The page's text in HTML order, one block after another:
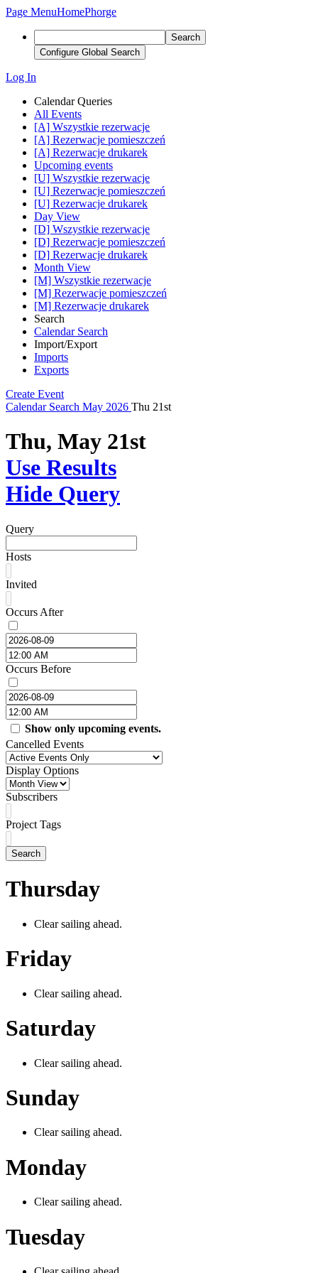
Page MenuHomePhorge
Search
Configure Global Search
Log In
Calendar Queries
All Events
[A] Wszystkie rezerwacje
[A] Rezerwacje pomieszczeń
[A] Rezerwacje drukarek
Upcoming events
[U] Wszystkie rezerwacje
[U] Rezerwacje pomieszczeń
[U] Rezerwacje drukarek
Day View
[D] Wszystkie rezerwacje
[D] Rezerwacje pomieszczeń
[D] Rezerwacje drukarek
Month View
[M] Wszystkie rezerwacje
[M] Rezerwacje pomieszczeń
[M] Rezerwacje drukarek
Search
Calendar Search
Import/Export
Imports
Exports
Create Event
Calendar Search May 2026 Thu 21st
Thu, May 21st
Use Results
Hide Query
Query
Hosts
Invited
Occurs After
Occurs Before
Show only upcoming events.
Cancelled Events
Display Options
Subscribers
Project Tags
Search
Thursday
Clear sailing ahead.
Friday
Clear sailing ahead.
Saturday
Clear sailing ahead.
Sunday
Clear sailing ahead.
Monday
Clear sailing ahead.
Tuesday